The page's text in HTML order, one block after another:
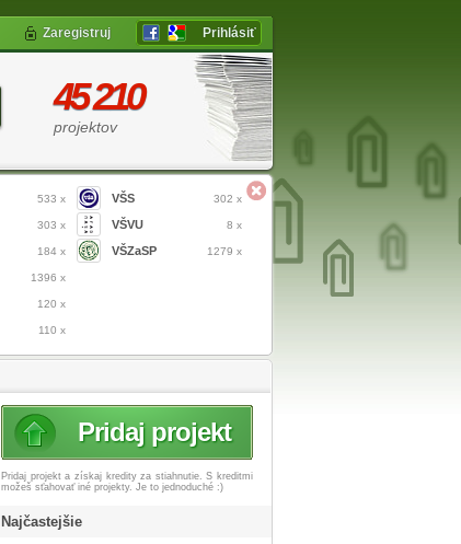
Zaregistruj Prihlásiť
45 210
projektov
533 x
303 x
184 x
1396 x
120 x
110 x
VŠS 302 x
VŠVU 8 x
VŠZaSP 1279 x
Pridaj projekt
Pridaj projekt a získaj kredity za stiahnutie. S kreditmi
možeš sťahovať iné projekty. Je to jednoduché :)
Najčastejšie